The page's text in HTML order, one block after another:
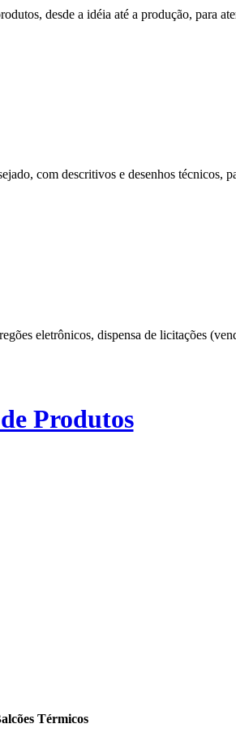
desde a idéia até a produção, para
com descritivos e desenhos técnicos,
eletrônicos, dispensa de licitações
Produtos
Térmicos